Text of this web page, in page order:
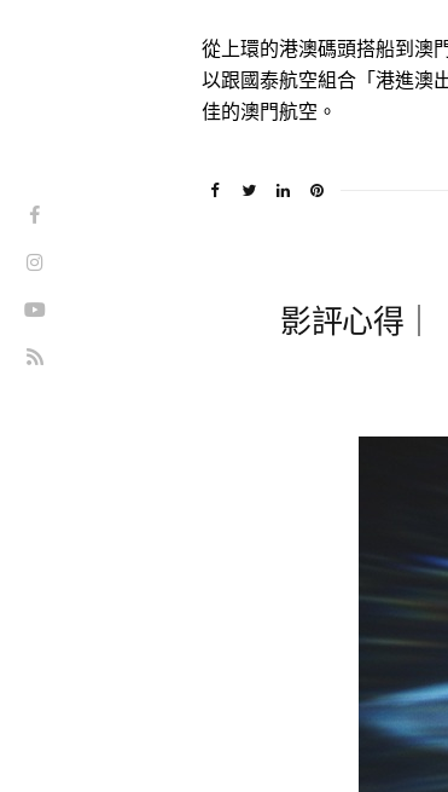
從上環的港澳碼頭搭船到澳
以跟國泰航空組合「港進澳
佳的澳門航空。
影評心得｜